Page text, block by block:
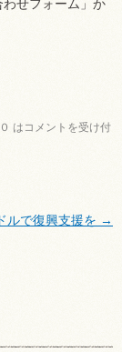
せフォーム」か
は コメントを受け付
ルで復興支援を →